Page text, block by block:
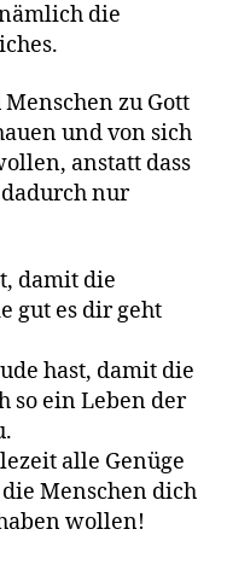
die
zu Gott
und von sich
anstatt dass
nur
damit die
gut es dir geht
hast, damit die
so ein Leben der
alle Genüge
Menschen dich
wollen!